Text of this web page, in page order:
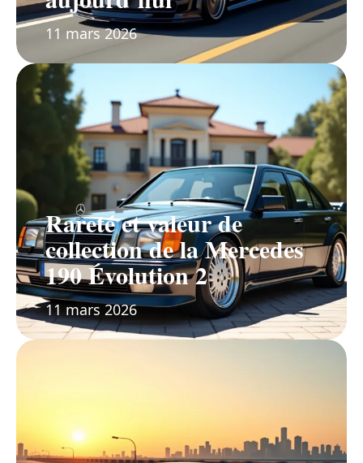
11 mars 2026
Rareté et valeur de
collection de la Mercedes
190 Évolution 2
11 mars 2026